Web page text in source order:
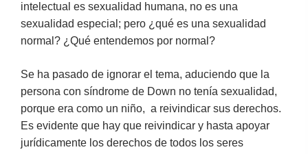
intelectual es sexualidad humana, no es una
sexualidad especial; pero ¿qué es una sexualidad
normal? ¿Qué entendemos por normal?
Se ha pasado de ignorar el tema, aduciendo que la
persona con síndrome de Down no tenía sexualidad,
porque era como un niño, a reivindicar sus derechos.
Es evidente que hay que reivindicar y hasta apoyar
jurídicamente los derechos de todos los seres